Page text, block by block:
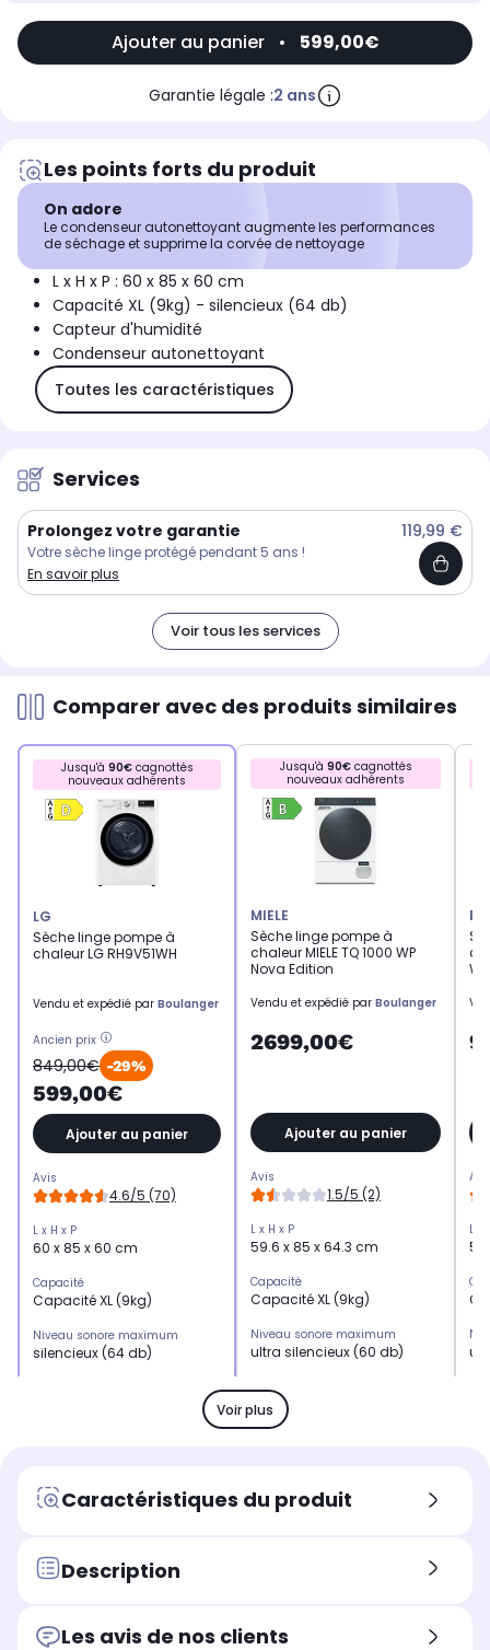
Ajouter au panier • 599,00€
Garantie légale :2 ans
Les points forts du produit
On adore
Le condenseur autonettoyant augmente les performances
de séchage et supprime la corvée de nettoyage
L x H x P : 60 x 85 x 60 cm
Capacité XL (9kg) - silencieux (64 db)
Capteur d'humidité
Condenseur autonettoyant
Toutes les caractéristiques
Services
Prolongez votre garantie 119,99 €
Votre sèche linge protégé pendant 5 ans !
En savoir plus
Voir tous les services
Comparer avec des produits similaires
Jusqu'à 90€cagnottés
nouveaux adhérents
LG
Sèche linge pompe à
chaleur LG RH9V51WH
Vendu et expédié par Boulanger
Ancien prix
849,00€ -29%
599,00€
Ajouter au panier
Avis
4.6/5 (70)
L x H x P
60 x 85 x 60 cm
Capacité
Capacité XL (9kg)
Niveau sonore maximum
silencieux (64 db)
Condenseur
Condenseur autonettoyant
Fin différée 19 heures
Jusqu'à 90€cagnottés
nouveaux adhérents
MIELE
Sèche linge pompe à
chaleur MIELE TQ 1000 WP
Nova Edition
Vendu et expédié par Boulanger
2699,00€
Ajouter au panier
Avis
1.5/5 (2)
L x H x P
59.6 x 85 x 64.3 cm
Capacité
Capacité XL (9kg)
Niveau sonore maximum
ultra silencieux (60 db)
Rotation
Rotation alternée
Condenseur
-
L x
Voir plus
Caractéristiques du produit
Description
Les avis de nos clients